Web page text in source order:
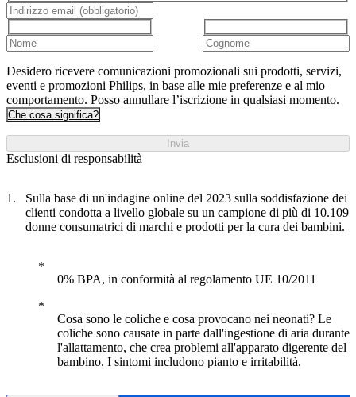
Desidero ricevere comunicazioni promozionali sui prodotti, servizi,
eventi e promozioni Philips, in base alle mie preferenze e al mio
comportamento. Posso annullare l’iscrizione in qualsiasi momento.
Che cosa significa?
Invia
Esclusioni di responsabilità
Sulla base di un'indagine online del 2023 sulla soddisfazione dei
clienti condotta a livello globale su un campione di più di 10.109
donne consumatrici di marchi e prodotti per la cura dei bambini.
0% BPA, in conformità al regolamento UE 10/2011
Cosa sono le coliche e cosa provocano nei neonati? Le
coliche sono causate in parte dall'ingestione di aria durante
l'allattamento, che crea problemi all'apparato digerente del
bambino. I sintomi includono pianto e irritabilità.